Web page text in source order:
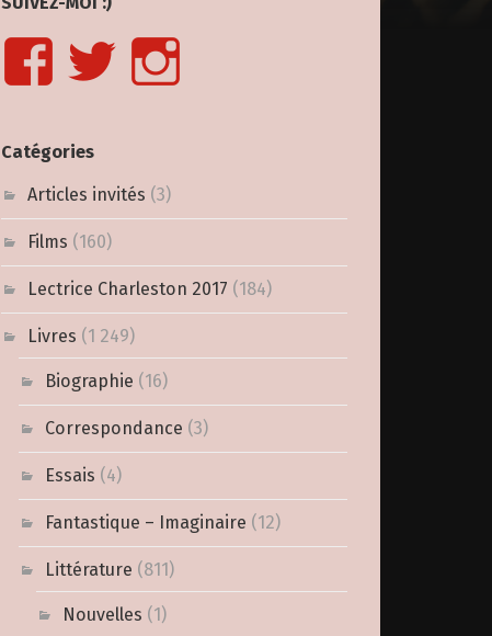
Catégories
Articles invités (3)
Films (160)
Lectrice Charleston 2017 (184)
Livres (1 249)
Biographie (16)
Correspondance (3)
Essais (4)
Fantastique – Imaginaire (12)
Littérature (811)
Nouvelles (1)